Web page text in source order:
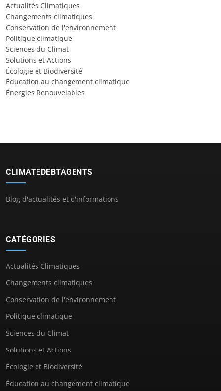
Actualités Climatiques
Changements climatiques
Conservation de l'environnement
Politique climatique
Sciences du Climat
Solutions et Actions
Écologie et Biodiversité
Éducation au changement climatique
Énergies Renouvelables
CLIMATEDEBTAGENTS
Blog d'actualités et d'informations
CATÉGORIES
Actualités Climatiques
Changements climatiques
Conservation de l'environnement
Politique climatique
Sciences du Climat
Solutions et Actions
Écologie et Biodiversité
Éducation au changement climatique